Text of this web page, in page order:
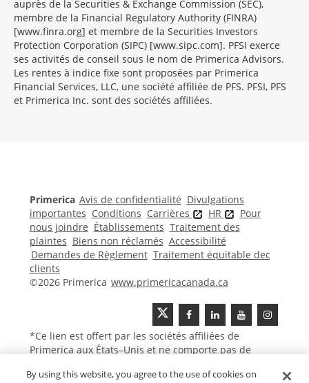
auprès de la Securities & Exchange Commission (SEC),
membre de la Financial Regulatory Authority (FINRA)
[www.finra.org] et membre de la Securities Investors
Protection Corporation (SIPC) [www.sipc.com]. PFSI exerce
ses activités de conseil sous le nom de Primerica Advisors.
Les rentes à indice fixe sont proposées par Primerica
Financial Services, LLC, une société affiliée de PFS. PFSI, PFS
et Primerica Inc. sont des sociétés affiliées.
Primerica Avis de confidentialité Divulgations
importantes Conditions Carrières HR
Pour
nous joindre Établissements Traitement des
plaintes Biens non réclamés Accessibilité
Demandes de Règlement Traitement équitable dec
clients
©2026 Primerica www.primericacanada.ca
*Ce lien est offert par les sociétés affiliées de
Primerica aux États–Unis et ne comporte pas de
By using this website, you agree to the use of cookies on